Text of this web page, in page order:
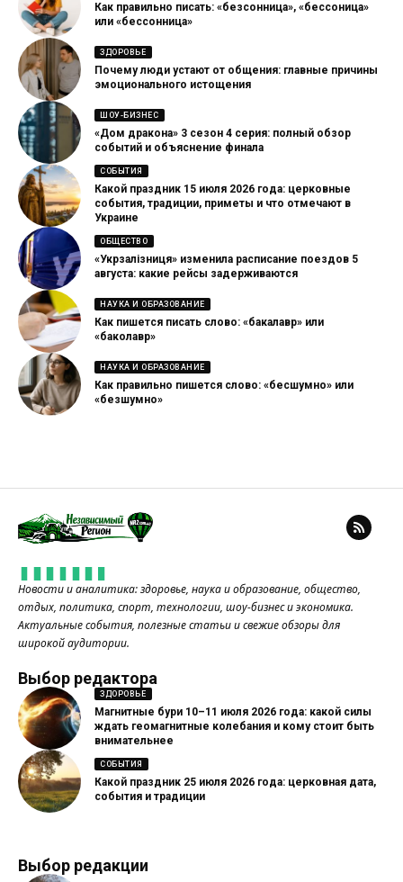
Как правильно писать: «безсонница», «бессоница»
или «бессонница»
ЗДОРОВЬЕ
Почему люди устают от общения: главные причины
эмоционального истощения
ШОУ-БИЗНЕС
«Дом дракона» 3 сезон 4 серия: полный обзор
событий и объяснение финала
СОБЫТИЯ
Какой праздник 15 июля 2026 года: церковные
события, традиции, приметы и что отмечают в
Украине
ОБЩЕСТВО
«Укрзалізниця» изменила расписание поездов 5
августа: какие рейсы задерживаются
НАУКА И ОБРАЗОВАНИЕ
Как пишется писать слово: «бакалавр» или
«баколавр»
НАУКА И ОБРАЗОВАНИЕ
Как правильно пишется слово: «бесшумно» или
«безшумно»
Новости и аналитика: здоровье, наука и образование, общество,
отдых, политика, спорт, технологии, шоу-бизнес и экономика.
Актуальные события, полезные статьи и свежие обзоры для
широкой аудитории.
Выбор редактора
ЗДОРОВЬЕ
Магнитные бури 10–11 июля 2026 года: какой силы
ждать геомагнитные колебания и кому стоит быть
внимательнее
СОБЫТИЯ
Какой праздник 25 июля 2026 года: церковная дата,
события и традиции
Выбор редакции